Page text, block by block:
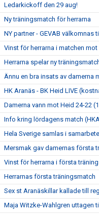
Ledarkickoff den 29 aug!
Ny träningsmatch för herrarna
NY partner - GEVAB välkomnas
Vinst för herrarna i matchen mot
Herrarna spelar ny
Ännu en bra insats av damerna
HK Aranäs - BK Heid LIVE
Damerna vann mot Heid 24-22
Info kring lördagens match
Hela Sverige samlas i
Mersmak gav damernas första
Vinst för herrarna i första
Herrarnas första träningsmatch
Sex st Aranäskillar kallade till
Maja Witzke-Wahlgren uttagen